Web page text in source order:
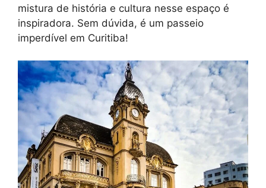
mistura de história e cultura nesse espaço é
inspiradora. Sem dúvida, é um passeio
imperdível em Curitiba!